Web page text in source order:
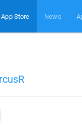
App Store News